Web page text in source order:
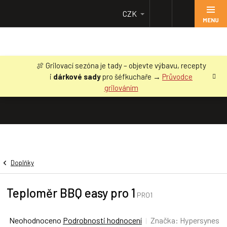
obsah
🍖 Grilovací sezóna je tady – objevte výbavu, recepty
i dárkové sadypro šéfkuchaře → Průvodce
grilováním
CZK
Doplňky
Teploměr BBQ easy pro 1 PRO1
Průměrné
Neohodnoceno Podrobnosti hodnocení Značka: Hypersynes